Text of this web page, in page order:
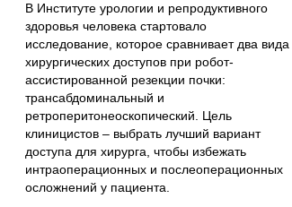
В Институте урологии и репродуктивного
здоровья человека стартовало
исследование, которое сравнивает два вида
хирургических доступов при робот-
ассистированной резекции почки:
трансабдоминальный и
ретроперитонеоскопический. Цель
клиницистов – выбрать лучший вариант
доступа для хирурга, чтобы избежать
интраоперационных и послеоперационных
осложнений у пациента.